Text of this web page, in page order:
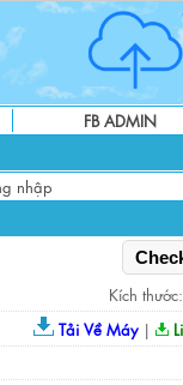
FB ADMIN
nhập
Kích thước:
Tải Về Máy|